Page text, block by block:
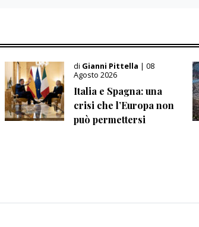
di Gianni Pittella | 08
Agosto 2026
Italia e Spagna: una
crisi che l’Europa non
può permettersi